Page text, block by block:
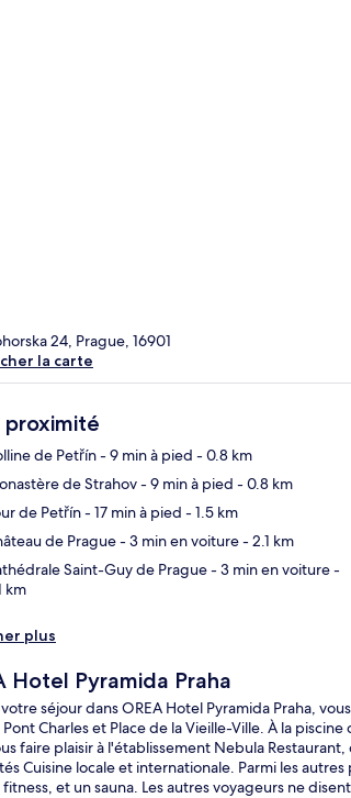
24, Prague, 16901
la carte
proximité
de Petřín- 9 min à pied - 0.8 km
de Strahov- 9 min à pied - 0.8 km
de Petřín- 17 min à pied - 1.5 km
de Prague- 3 min en voiture- 2.1 km
Saint-Guy de Prague- 3 min en voiture-
km
plus
Hotel Pyramida Praha
séjour dans OREA Hotel Pyramida Praha,
Charles et Place de la Vieille-Ville. À la
faire plaisir à l'établissement Nebula
Cuisine locale et internationale. Parmi les
fitness, et un sauna. Les autres voyageurs ne